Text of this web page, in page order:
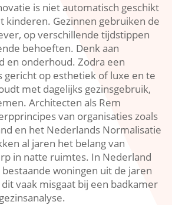
is niet automatisch geschikt
kinderen.​ Gezinnen gebruiken de
op verschillende tijdstippen
behoeften.​ Denk aan
en onderhoud.​ Zodra een
gericht op esthetiek of luxe en te
met dagelijks gezinsgebruik,
Architecten als Rem
van organisaties zoals
en het Nederlands Normalisatie
al jaren het belang van
in natte ruimtes.​ In Nederland
woningen uit de jaren
vaak misgaat bij een badkamer